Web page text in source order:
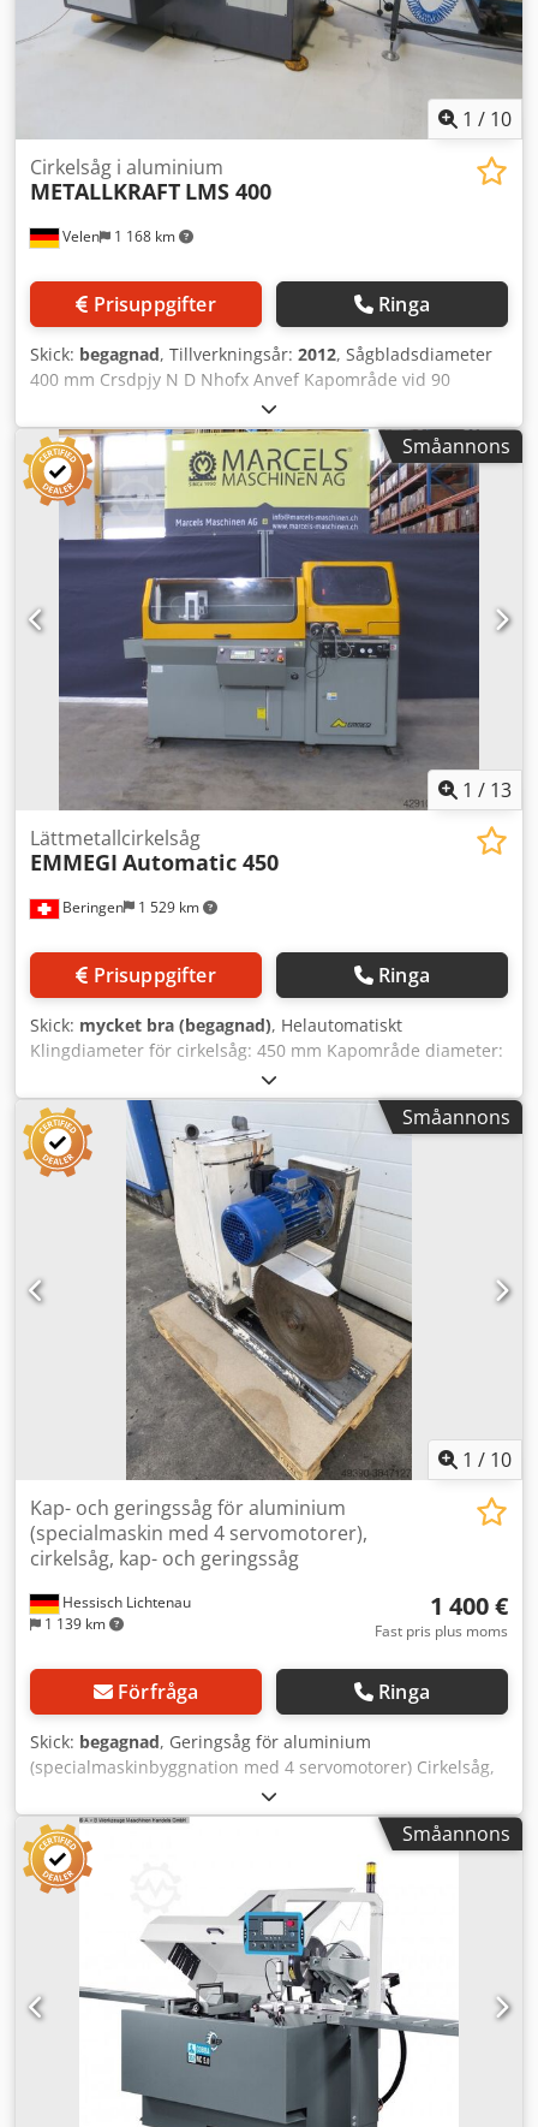
1 / 10
Velen 1 168 km
Cirkelsåg i aluminium
METALLKRAFT LMS 400
Prisuppgifter Ringa
Skick: begagnad, Tillverkningsår: 2012, Sågbladsdiameter
400 mm Crsdpjy N D Nhofx Anvef Kapområde vid 90
grader: runt 130 mm Kapområde vid 90 grader: fyrkant 110
mm Kapområde vid 90 grader: platt 180 x 100 mm
Sågbladets varvtal 3000 varv/min Totalt effektbehov 2,2 kW
Maskinvikt ca 0,51 t Mått L x B x H 3,8 x 1,6 x 1,7 m
Automatisk aluminiumkapsåg - Utmatningsrullbana 4000
mm med handratt, fällbart anslag och digitalsystem -
Inmatningsrullbana 3500 mm - Transportmått 6,0 m x 2,0
Småannons
1 / 13
Beringen 1 529 km
Lättmetallcirkelsåg
EMMEGI Automatic 450
Prisuppgifter Ringa
Skick: mycket bra (begagnad), Helautomatiskt
Klingdiameter för cirkelsåg: 450 mm Kapområde diameter:
150 mm Snittlängd: 1000 mm Crsdoy H Dmnepfx Anvsf
Diverse tillbehör MARCELS MASCHINEN AG
Småannons
1 / 10
Hessisch Lichtenau
1 139 km
Kap- och geringssåg för aluminium
(specialmaskin med 4 servomotorer),
cirkelsåg, kap- och geringssåg
1 400 €
Fast pris plus moms
Förfråga Ringa
Skick: begagnad, Geringsåg för aluminium
(specialmaskinbyggnation med 4 servomotorer) Cirkelsåg,
geringssåg, längdsnittsåg Tillverkningsår: 2002
Bladdiameter: 500 mm Sågområde vid 90° Rund Ø 180 mm
Rektangel: 350 x 140 mm (vid längdsnitt) Sågområde vid
45° Rund Ø 180 mm Rektangel: 350 x 100 mm (vid
längdsnitt) Styrskenans längd: 1100 mm Rörelseväg på
grundbalk (fram-bak): 650 mm Crodpfxedzp T Dj Anvjf
Rörelseväg vid stativ (upp-ner): 120 mm Bladvarvtal: ca
3000 varv/min Motoreffekt: 2,2 kW Elanslutning: 400 Volt,
50 Hz - styrd längdsnittsrörelse - styrd höjdjustering av
sågblad - styrd geringssnitt genom svängbart sågaggregat
- styrd geringssnitt genom lutbart sågaggregat - svängning
och lutning av sågen via INDRAMAT-servomotorer med
precisionsväxlar (Motor MKDO71B-061-KG1-KN och
MKDO41B-144-KP1-KN) - axelrörelse vertikalt via
Småannons